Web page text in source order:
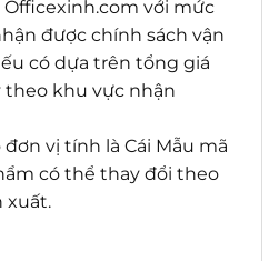
với mức
được chính sách vận
có dựa trên tổng giá
khu vực nhận
đơn vị tính là Cái Mẫu mã
có thể thay đổi theo
xuất.